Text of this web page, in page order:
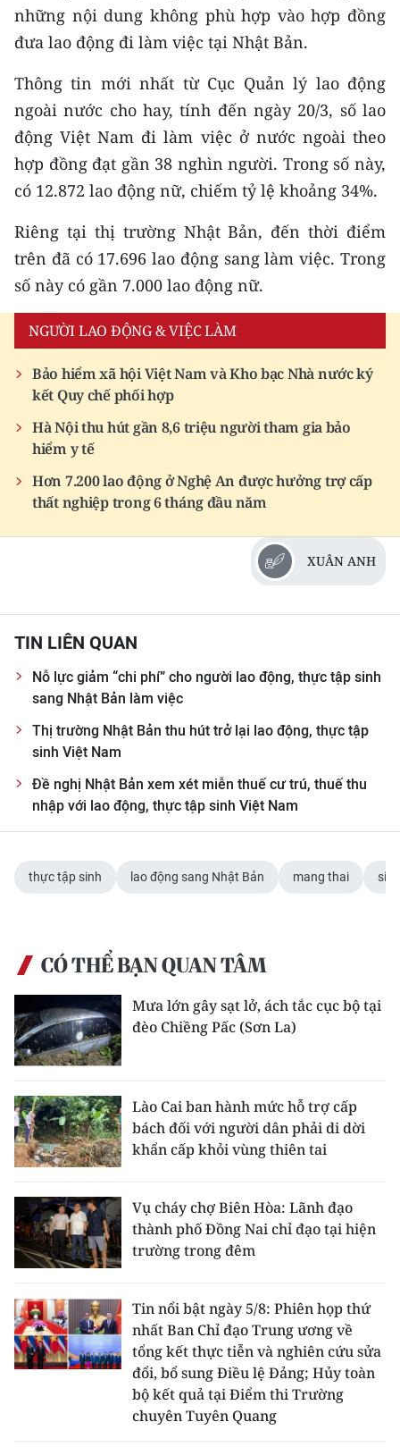
Bắc Trung Bộ
Nguyên
Đông Nam Bộ
Đồng bằng sông Cửu Long
Chuyên trang Hà Nội
Chuyên trang TP. Hồ Chí Minh
CHUYÊN ĐỀ
CÁC CHUYÊN TRANG
VỀ BÁO NHÂN DÂN
THỜI NAY
NHÂN DÂN CUỐI TUẦN
NHÂN DÂN HẰNG THÁNG
中文
FRANÇAIS
РУССКИЙ
ESPAÑOL
한국어
những nội dung không phù hợp vào hợp đồng
đưa lao động đi làm việc tại Nhật Bản.
Thông tin mới nhất từ Cục Quản lý lao động
ngoài nước cho hay, tính đến ngày 20/3, số lao
động Việt Nam đi làm việc ở nước ngoài theo
hợp đồng đạt gần 38 nghìn người. Trong số này,
có 12.872 lao động nữ, chiếm tỷ lệ khoảng 34%.
Riêng tại thị trường Nhật Bản, đến thời điểm
trên đã có 17.696 lao động sang làm việc. Trong
số này có gần 7.000 lao động nữ.
NGƯỜI LAO ĐỘNG & VIỆC LÀM
Bảo hiểm xã hội Việt Nam và Kho bạc Nhà nước ký
kết Quy chế phối hợp
Hà Nội thu hút gần 8,6 triệu người tham gia bảo
hiểm y tế
Hơn 7.200 lao động ở Nghệ An được hưởng trợ cấp
thất nghiệp trong 6 tháng đầu năm
XUÂN ANH
TIN LIÊN QUAN
Nỗ lực giảm “chi phí” cho người lao động, thực tập sinh
sang Nhật Bản làm việc
Thị trường Nhật Bản thu hút trở lại lao động, thực tập
sinh Việt Nam
Đề nghị Nhật Bản xem xét miễn thuế cư trú, thuế thu
nhập với lao động, thực tập sinh Việt Nam
thực tập sinh lao động sang Nhật Bản mang thai
CÓ THỂ BẠN QUAN TÂM
Mưa lớn gây sạt lở, ách tắc cục bộ tại
đèo Chiềng Pấc (Sơn La)
Lào Cai ban hành mức hỗ trợ cấp
bách đối với người dân phải di dời
khẩn cấp khỏi vùng thiên tai
Vụ cháy chợ Biên Hòa: Lãnh đạo
thành phố Đồng Nai chỉ đạo tại hiện
trường trong đêm
Tin nổi bật ngày 5/8: Phiên họp thứ
nhất Ban Chỉ đạo Trung ương về
tổng kết thực tiễn và nghiên cứu sửa
đổi, bổ sung Điều lệ Đảng; Hủy toàn
bộ kết quả tại Điểm thi Trường
chuyên Tuyên Quang